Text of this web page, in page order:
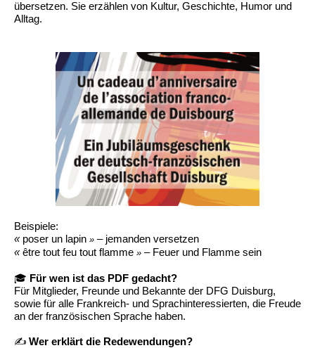
übersetzen. Sie erzählen von Kultur, Geschichte, Humor und
Alltag.
Beispiele:
« poser un lapin » – jemanden versetzen
«être tout feu tout flamme » – Feuer und Flamme sein
🎓 Für wen ist das PDF gedacht?
Für Mitglieder, Freunde und Bekannte der DFG Duisburg,
sowie für alle Frankreich- und Sprachinteressierten, die Freude
an der französischen Sprache haben.
✍️ Wer erklärt die Redewendungen?